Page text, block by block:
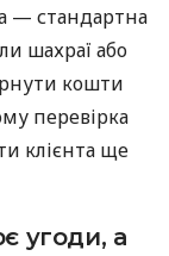
— стандартна
шахраї або
кошти
перевірка
клієнта ще
угоди, а